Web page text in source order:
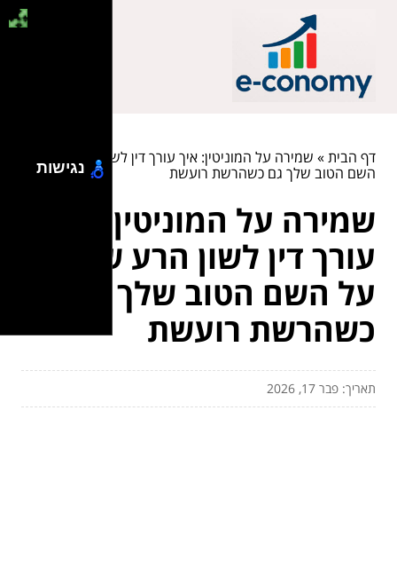
דף הבית» שמירה על המוניטין: איך עורך דין לשון הרע שומר על
השם הטוב שלך גם כשהרשת רועשת
שמירה על המוניטין: איך
עורך דין לשון הרע שומר
על השם הטוב שלך גם
כשהרשת רועשת
תאריך: פבר 17, 2026
נגישות